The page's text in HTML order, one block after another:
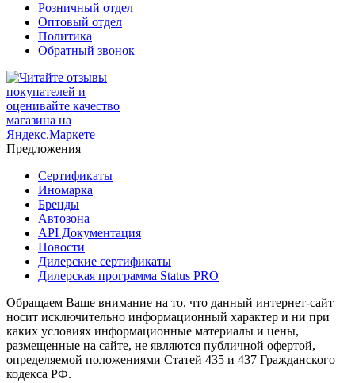
Розничный отдел
Оптовый отдел
Политика
Обратный звонок
Предложения
Сертификаты
Иномарка
Бренды
Автозона
API Документация
Новости
Дилерские сертификаты
Дилерская программа Status PRO
Обращаем Ваше внимание на то, что данный интернет-сайт
носит исключительно информационный характер и ни при
каких условиях информационные материалы и цены,
размещенные на сайте, не являются публичной офертой,
определяемой положениями Статей 435 и 437 Гражданского
кодекса РФ.